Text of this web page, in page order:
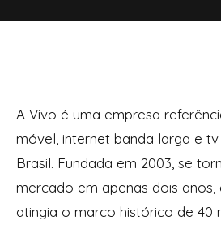
A Vivo é uma empresa
móvel, internet banda larga e
Brasil. Fundada em 2003, se
mercado em apenas dois anos,
atingia o marco histórico de 40